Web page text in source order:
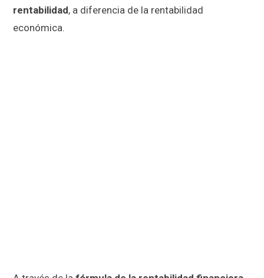
rentabilidad, a diferencia de la rentabilidad
económica.